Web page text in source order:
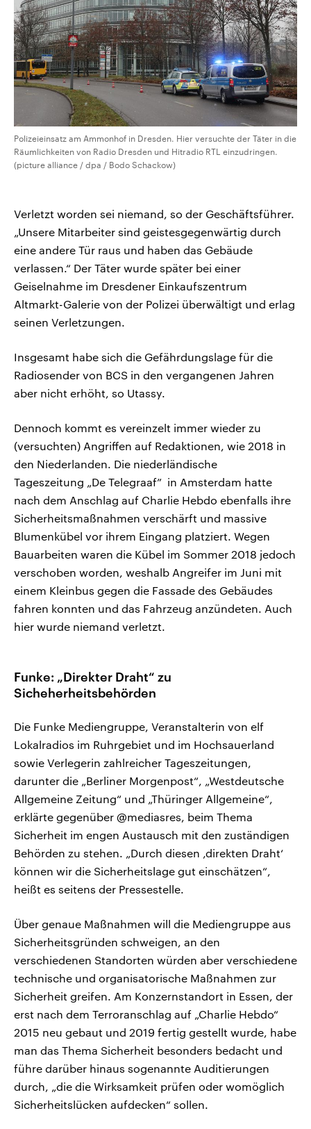
Polizeieinsatz am Ammonhof in Dresden. Hier versuchte der Täter in die
Räumlichkeiten von Radio Dresden und Hitradio RTL einzudringen.
(picture alliance / dpa / Bodo Schackow)
Verletzt worden sei niemand, so der Geschäftsführer.
„Unsere Mitarbeiter sind geistesgegenwärtig durch
eine andere Tür raus und haben das Gebäude
verlassen.“ Der Täter wurde später bei einer
Geiselnahme im Dresdener Einkaufszentrum
Altmarkt-Galerie von der Polizei überwältigt und erlag
seinen Verletzungen.
Insgesamt habe sich die Gefährdungslage für die
Radiosender von BCS in den vergangenen Jahren
aber nicht erhöht, so Utassy.
Dennoch kommt es vereinzelt immer wieder zu
(versuchten) Angriffen auf Redaktionen, wie 2018 in
den Niederlanden. Die niederländische
Tageszeitung „De Telegraaf” in Amsterdam hatte
nach dem Anschlag auf Charlie Hebdo ebenfalls ihre
Sicherheitsmaßnahmen verschärft und massive
Blumenkübel vor ihrem Eingang platziert. Wegen
Bauarbeiten waren die Kübel im Sommer 2018 jedoch
verschoben worden, weshalb Angreifer im Juni mit
einem Kleinbus gegen die Fassade des Gebäudes
fahren konnten und das Fahrzeug anzündeten. Auch
hier wurde niemand verletzt.
Funke: „Direkter Draht“ zu
Sicheherheitsbehörden
Die Funke Mediengruppe, Veranstalterin von elf
Lokalradios im Ruhrgebiet und im Hochsauerland
sowie Verlegerin zahlreicher Tageszeitungen,
darunter die „Berliner Morgenpost“, „Westdeutsche
Allgemeine Zeitung“ und „Thüringer Allgemeine“,
erklärte gegenüber @mediasres, beim Thema
Sicherheit im engen Austausch mit den zuständigen
Behörden zu stehen. „Durch diesen ‚direkten Draht‘
können wir die Sicherheitslage gut einschätzen“,
heißt es seitens der Pressestelle.
Über genaue Maßnahmen will die Mediengruppe aus
Sicherheitsgründen schweigen, an den
verschiedenen Standorten würden aber verschiedene
technische und organisatorische Maßnahmen zur
Sicherheit greifen. Am Konzernstandort in Essen, der
erst nach dem Terroranschlag auf „Charlie Hebdo“
2015 neu gebaut und 2019 fertig gestellt wurde, habe
man das Thema Sicherheit besonders bedacht und
führe darüber hinaus sogenannte Auditierungen
durch, „die die Wirksamkeit prüfen oder womöglich
Sicherheitslücken aufdecken“ sollen.